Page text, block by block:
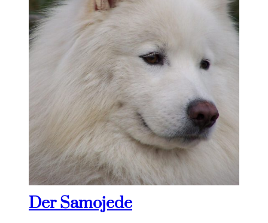
Der Samojede